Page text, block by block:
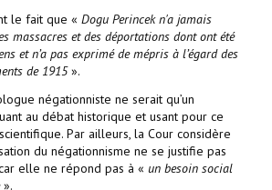
le fait que « Dogu Perincek n'a jamais
massacres et des déportations dont ont été
et n’a pas exprimé de mépris à l’égard des
de 1915».
négationniste ne serait qu’un
au débat historique et usant pour ce
Par ailleurs, la Cour considère
du négationnisme ne se justifie pas
elle ne répond pas à « un besoin social
».